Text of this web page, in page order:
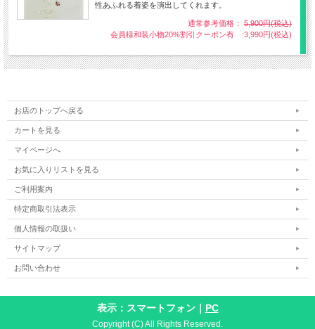
性あふれる着姿を演出してくれます。
通常参考価格： 5,900円(税込)
会員様和装小物20%割引クーポン有 :3,990円(税込)
お店のトップへ戻る
カートを見る
マイページへ
お気に入りリストを見る
ご利用案内
特定商取引法表示
個人情報の取扱い
サイトマップ
お問い合わせ
表示：スマートフォン｜ PC
Copyright (C) All Rights Reserved.